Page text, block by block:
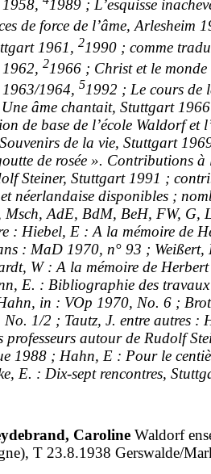
1989 ; L’esquisse
de force de l’âme, Arlesheim
1961, 21990 ; comme
21966 ; Christ et le
1964, 51992 ; Le cours de
âme chantait, Stuttgart
de base de l’école Waldorf
de la vie, Stuttgart
de rosée ». Contributions
Steiner, Stuttgart 1991 ;
néerlandaise disponibles ;
AdE, BdM, BeH, FW, G,
: Hiebel, E : A la mémoire de
: MaD 1970, n° 93 ;
W : A la mémoire de
E. : Bibliographie des
in : VOp 1970, No. 6 ;
No. 1/2 ; Tautz, J. entre autres
professeurs autour de Rudolf
1988 ; Hahn, E : Pour le
E. : Dix-sept rencontres,
Caroline Waldorf
T 23.8.1938 Gerswalde/